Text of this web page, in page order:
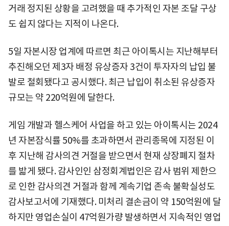
거래 정지된 상황을 고려했을 때 추가적인 자본 조달 구상
도 쉽지 않다는 지적이 나온다.
5일 자본시장 업계에 따르면 최근 아이톡시는 지난해부터
추진해오던 제3자 배정 유상증자 3건이 투자자의 납입 불
발로 철회됐다고 공시했다. 최근 납입이 취소된 유상증자
규모는 약 220억원에 달한다.
게임 개발과 헬스케어 사업을 하고 있는 아이톡시는 2024
년 자본잠식률 50%를 초과하면서 관리종목에 지정된 이
후 지난해 감사의견 거절을 받으면서 현재 상장폐지 절차
를 밟게 됐다. 감사인인 삼정회계법인은 감사 범위 제한으
로 인한 감사의견 거절과 함께 계속기업 존속 불확실성도
감사보고서에 기재했다. 미처리 결손금이 약 150억원에 달
하지만 영업손실이 47억원가량 발생하면서 지속적인 영업